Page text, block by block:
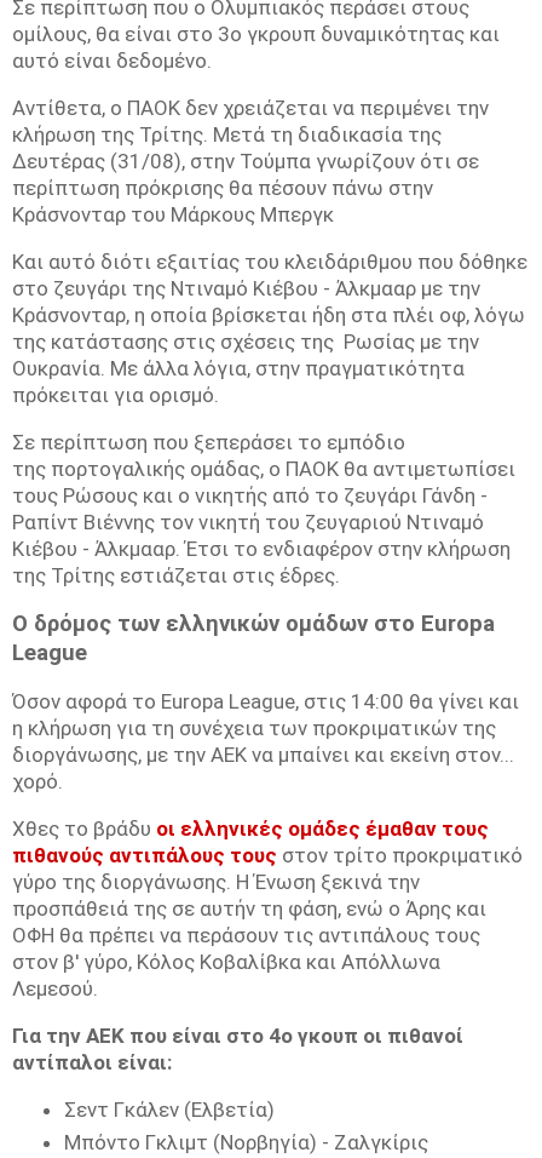
Σε περίπτωση που ο Ολυμπιακός περάσει στους
ομίλους, θα είναι στο 3ο γκρουπ δυναμικότητας και
αυτό είναι δεδομένο.
Αντίθετα, ο ΠΑΟΚ δεν χρειάζεται να περιμένει την
κλήρωση της Τρίτης. Μετά τη διαδικασία της
Δευτέρας (31/08), στην Τούμπα γνωρίζουν ότι σε
περίπτωση πρόκρισης θα πέσουν πάνω στην
Κράσνονταρ του Μάρκους Μπεργκ
Και αυτό διότι εξαιτίας του κλειδάριθμου που δόθηκε
στο ζευγάρι της Ντιναμό Κιέβου - Άλκμααρ με την
Κράσνονταρ, η οποία βρίσκεται ήδη στα πλέι οφ, λόγω
της κατάστασης στις σχέσεις της Ρωσίας με την
Ουκρανία. Με άλλα λόγια, στην πραγματικότητα
πρόκειται για ορισμό.
Σε περίπτωση που ξεπεράσει το εμπόδιο
της πορτογαλικής ομάδας, ο ΠΑΟΚ θα αντιμετωπίσει
τους Ρώσους και ο νικητής από το ζευγάρι Γάνδη -
Ραπίντ Βιέννης τον νικητή του ζευγαριού Ντιναμό
Κιέβου - Άλκμααρ. Έτσι το ενδιαφέρον στην κλήρωση
της Τρίτης εστιάζεται στις έδρες.
Ο δρόμος των ελληνικών ομάδων στο Europa
League
Όσον αφορά το Europa League, στις 14:00 θα γίνει και
η κλήρωση για τη συνέχεια των προκριματικών της
διοργάνωσης, με την ΑΕΚ να μπαίνει και εκείνη στον...
χορό.
Χθες το βράδυ οι ελληνικές ομάδες έμαθαν τους
πιθανούς αντιπάλους τους στον τρίτο προκριματικό
γύρο της διοργάνωσης. Η Ένωση ξεκινά την
προσπάθειά της σε αυτήν τη φάση, ενώ ο Άρης και
ΟΦΗ θα πρέπει να περάσουν τις αντιπάλους τους
στον β' γύρο, Κόλος Κοβαλίβκα και Απόλλωνα
Λεμεσού.
Για την ΑΕΚ που είναι στο 4ο γκουπ οι πιθανοί
αντίπαλοι είναι:
Σεντ Γκάλεν (Ελβετία)
Μπόντο Γκλιμτ (Νορβηγία) - Ζαλγκίρις